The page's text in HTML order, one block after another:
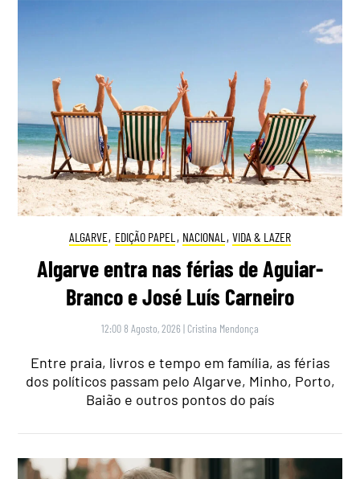
ALGARVE, EDIÇÃO PAPEL , NACIONAL , VIDA & LAZER
Algarve entra nas férias de Aguiar-
Branco e José Luís Carneiro
12:00 8 Agosto, 2026 | Cristina Mendonça
Entre praia, livros e tempo em família, as férias
dos políticos passam pelo Algarve, Minho, Porto,
Baião e outros pontos do país